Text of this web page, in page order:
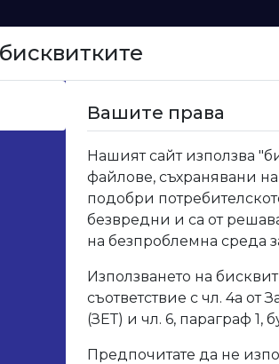
Вашите права
Нашият сайт използва
файлове, съхранявани
подобри
безвредни и са от
на безпроблемна среда
Използването на
съответствие с чл. 4а от
(ЗЕТ) и чл. 6, параграф 1,
Предпочитате да не
Дъб лексингтън